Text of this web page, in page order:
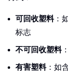
可回收塑料：
标志
不可回收塑料
有害塑料：如